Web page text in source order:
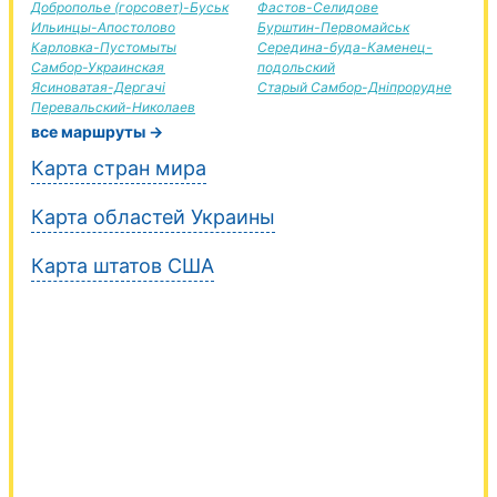
Доброполье (горсовет)-Буськ
Ильинцы-Апостолово
Карловка-Пустомыты
Самбор-Украинская
Ясиноватая-Дергачі
Перевальский-Николаев
Фастов-Селидове
Бурштин-Первомайськ
Середина-буда-Каменец-
подольский
Старый Самбор-Дніпрорудне
все маршруты →
Карта стран мира
Карта областей Украины
Карта штатов США